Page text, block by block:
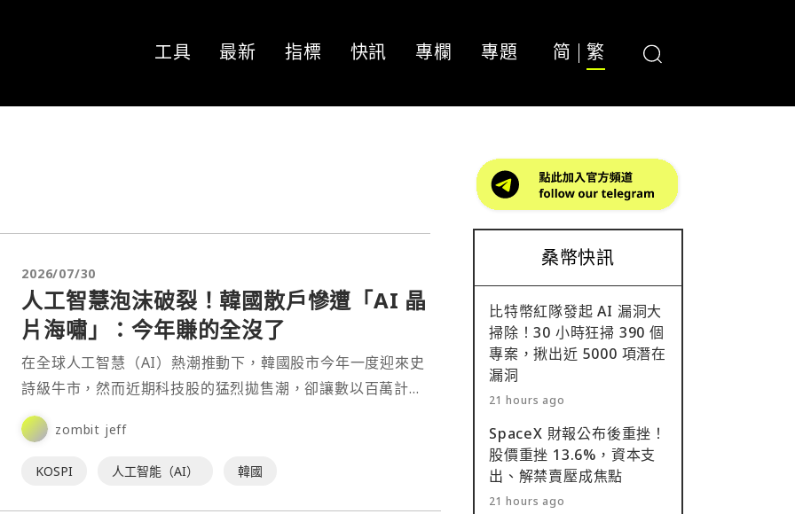
工具 最新 指標 快訊 專欄 專題 简 繁
2026/07/30
人工智慧泡沫破裂！韓國散戶慘遭「AI 晶
片海嘯」：今年賺的全沒了
在全球人工智慧（AI）熱潮推動下，韓國股市今年一度迎來史
詩級牛市，然而近期科技股的猛烈拋售潮，卻讓數以百萬計的
韓國散戶面臨前所未有的資產浩劫。許多透過槓桿貸款與槓
桿⋯
zombit jeff
KOSPI 人工智能（AI） 韓國
桑幣快訊
比特幣紅隊發起 AI 漏洞大
掃除！30 小時狂掃 390 個
專案，揪出近 5000 項潛在
漏洞
21 hours ago
SpaceX 財報公布後重挫！
股價重挫 13.6%，資本支
出、解禁賣壓成焦點
21 hours ago